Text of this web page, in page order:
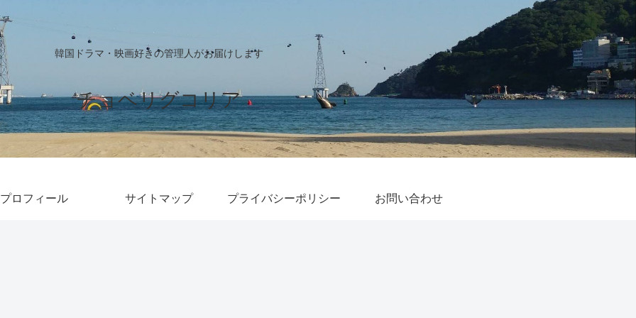
韓国ドラマ・映画好きの管理人がお届けします
チョベリグコリア
プロフィール サイトマップ プライバシーポリシー お問い合わせ